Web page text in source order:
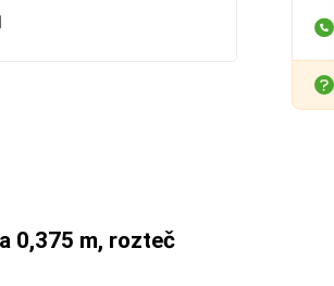
0,375 m, rozteč